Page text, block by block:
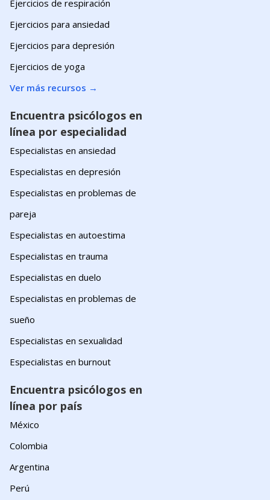
Ejercicios de respiración
Ejercicios para ansiedad
Ejercicios para depresión
Ejercicios de yoga
Ver más recursos →
Encuentra psicólogos en
línea por especialidad
Especialistas en ansiedad
Especialistas en depresión
Especialistas en problemas de
pareja
Especialistas en autoestima
Especialistas en trauma
Especialistas en duelo
Especialistas en problemas de
sueño
Especialistas en sexualidad
Especialistas en burnout
Encuentra psicólogos en
línea por país
México
Colombia
Argentina
Perú